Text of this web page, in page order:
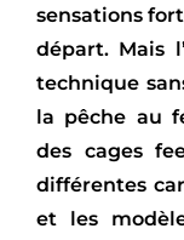
sensations
départ. Mais
technique
la pêche au
des cages
différentes
et les